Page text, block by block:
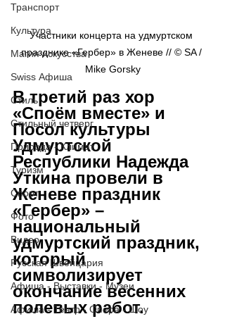
Транспорт
Культура
Магия искусства
Swiss Афиша
Стиль
Стильный четверг
Природа - Климат
Туризм
Спорт
Фото
Видео
Русская Швейцария
Афиша - Выставки - Музеи
Афиша - Театр - Опера - Шоу
Участники концерта на удмуртском
празднике «Гербер» в Женеве // © SA /
Mike Gorsky
В третий раз хор
«Споём вместе» и
Посол культуры
Удмуртской
Республики Надежда
Уткина провели в
Женеве праздник
«Гербер» –
национальный
удмуртский праздник,
который
символизирует
окончание весенних
полевых работ.